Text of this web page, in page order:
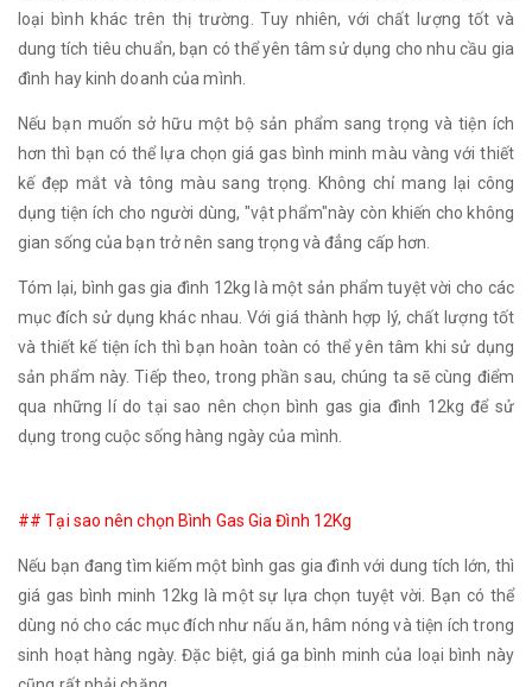
loại bình khác trên thị trường. Tuy nhiên, với chất lượng tốt và
dung tích tiêu chuẩn, bạn có thể yên tâm sử dụng cho nhu cầu gia
đình hay kinh doanh của mình.
Nếu bạn muốn sở hữu một bộ sản phẩm sang trọng và tiện ích
hơn thì bạn có thể lựa chọn giá gas bình minh màu vàng với thiết
kế đẹp mắt và tông màu sang trọng. Không chỉ mang lại công
dụng tiện ích cho người dùng, "vật phẩm"này còn khiến cho không
gian sống của bạn trở nên sang trọng và đẳng cấp hơn.
Tóm lại, bình gas gia đình 12kg là một sản phẩm tuyệt vời cho các
mục đích sử dụng khác nhau. Với giá thành hợp lý, chất lượng tốt
và thiết kế tiện ích thì bạn hoàn toàn có thể yên tâm khi sử dụng
sản phẩm này. Tiếp theo, trong phần sau, chúng ta sẽ cùng điểm
qua những lí do tại sao nên chọn bình gas gia đình 12kg để sử
dụng trong cuộc sống hàng ngày của mình.
## Tại sao nên chọn Bình Gas Gia Đình 12Kg
Nếu bạn đang tìm kiếm một bình gas gia đình với dung tích lớn, thì
giá gas bình minh 12kg là một sự lựa chọn tuyệt vời. Bạn có thể
dùng nó cho các mục đích như nấu ăn, hâm nóng và tiện ích trong
sinh hoạt hàng ngày. Đặc biệt, giá ga bình minh của loại bình này